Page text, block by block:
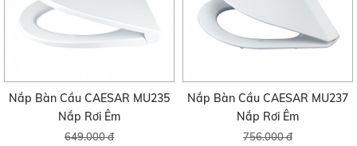
Nắp Bàn Cầu CAESAR MU235
Nắp Rơi Êm
649.000 đ
Nắp Bàn Cầu CAESAR MU237
Nắp Rơi Êm
756.000 đ